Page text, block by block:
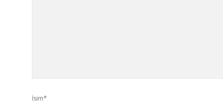
İsim*